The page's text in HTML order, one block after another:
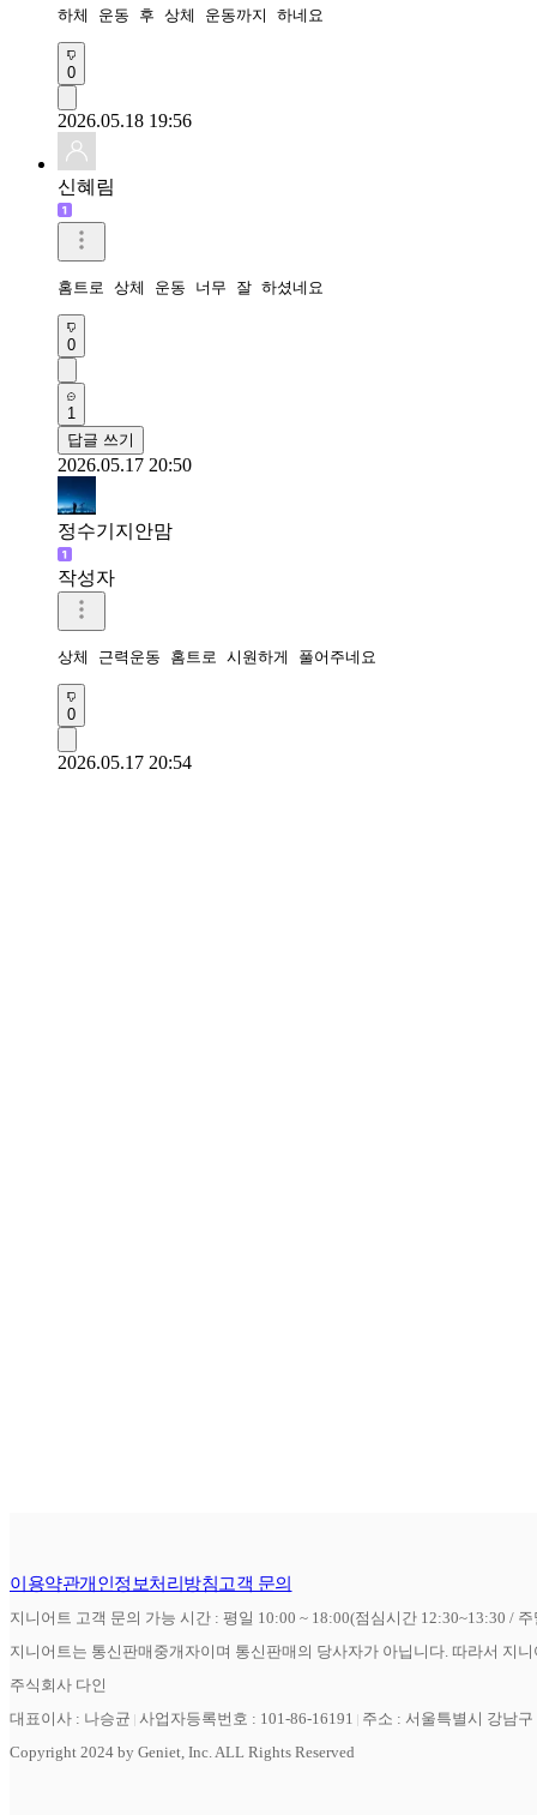
하체 운동 후 상체 운동까지 하네요
0
2026.05.18 19:56
신혜림
홈트로 상체 운동 너무 잘 하셨네요
0
1
답글 쓰기
2026.05.17 20:50
정수기지안맘
작성자
상체 근력운동 홈트로 시원하게 풀어주네요
0
2026.05.17 20:54
이용약관개인정보처리방침고객 문의
지니어트 고객 문의 가능 시간 : 평일 10:00 ~ 18:00(점심시간 12:30~13:30 /
지니어트는 통신판매중개자이며 통신판매의 당사자가 아닙니다. 따라서 지
주식회사 다인
대표이사 : 나승균 사업자등록번호 : 101-86-16191
주소 : 서울특별시 강남
Copyright 2024 by Geniet, Inc. ALL Rights Reserved